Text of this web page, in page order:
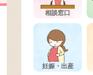
相談窓口
妊娠・出産